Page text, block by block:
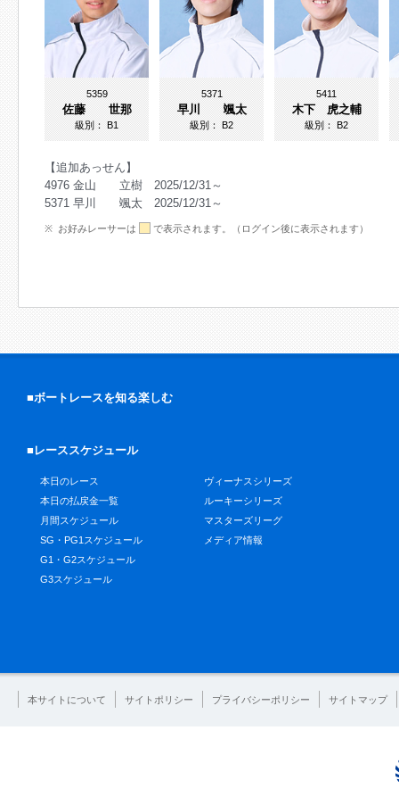
5359
佐藤 世那
級別：B1
5371
早川 颯太
級別：B2
5411
木下 虎之輔
級別：B2
【追加あっせん】
4976 金山 立樹 2025/12/31～
5371 早川 颯太 2025/12/31～
お好みレーサーは で表示されます。（ログイン後に表示されます）
■ボートレースを知る楽しむ
■レーススケジュール
本日のレース
本日の払戻金一覧
月間スケジュール
SG・PG1スケジュール
G1・G2スケジュール
G3スケジュール
ヴィーナスシリーズ
ルーキーシリーズ
マスターズリーグ
メディア情報
本サイトについて サイトポリシー プライバシーポリシー サイトマップ